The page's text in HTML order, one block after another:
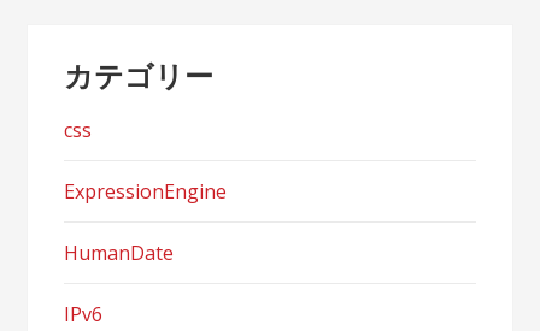
カテゴリー
css
ExpressionEngine
HumanDate
IPv6